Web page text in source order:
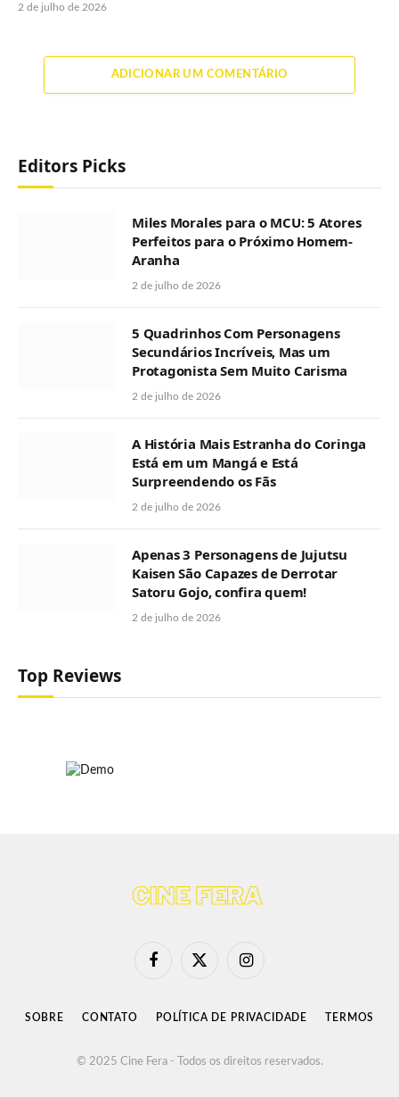
2 de julho de 2026
ADICIONAR UM COMENTÁRIO
Editors Picks
Miles Morales para o MCU: 5 Atores
Perfeitos para o Próximo Homem-
Aranha
2 de julho de 2026
5 Quadrinhos Com Personagens
Secundários Incríveis, Mas um
Protagonista Sem Muito Carisma
2 de julho de 2026
A História Mais Estranha do Coringa
Está em um Mangá e Está
Surpreendendo os Fãs
2 de julho de 2026
Apenas 3 Personagens de Jujutsu
Kaisen São Capazes de Derrotar
Satoru Gojo, confira quem!
2 de julho de 2026
Top Reviews
FacebookX
Instagram
SOBRE CONTATO POLÍTICA DE PRIVACIDADE TERMOS
© 2025 Cine Fera - Todos os direitos reservados.